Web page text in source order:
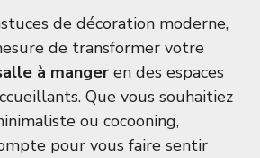
de décoration moderne,
de transformer votre
à manger en des espaces
Que vous souhaitiez
ou cocooning,
pour vous faire sentir